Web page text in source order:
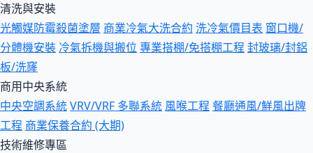
清洗與安裝
光觸媒防霉殺菌塗層 商業冷氣大洗合約 洗冷氣價目表 窗口機/
分體機安裝 冷氣拆機與搬位 專業搭棚/免搭棚工程 封玻璃/封鋁
板/洗窿
商用中央系統
中央空調系統VRV/VRF 多聯系統 風喉工程 餐廳通風/鮮風出牌
工程 商業保養合約 (大期)
技術維修專區